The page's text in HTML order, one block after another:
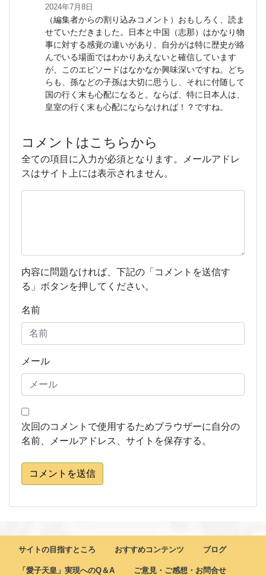
2024年7月8日
（編集者からの割り込みコメント）おもしろく、読ま
せていただきました。日本と中国（志那）はかなり物
事に対する感覚の違いがあり、自分がは特に歴史が絡
んでいる場面ではわかりあえないと確信しています
が、このエピソードはなかなか興味深いですね。どち
らも、孫などの子孫は大切に思うし、それに付随して
国の行く末も心配になると。ならば、特に日本人は、
皇室の行く末も心配にならなければ！？ですね。
コメントはこちらから
全ての項目に入力が必須となります。メールアドレ
スはサイト上には表示されません。
内容に問題なければ、下記の「コメントを送信す
る」ボタンを押してください。
名前
メール
次回のコメントで使用するためブラウザーに自分の
名前、メールアドレス、サイトを保存する。
コメントを送信
サイトの目指すところ おすすめコンテンツ ブログ
「愛子天皇」実現へのQ＆A ご意見・ご感想・お問合せ